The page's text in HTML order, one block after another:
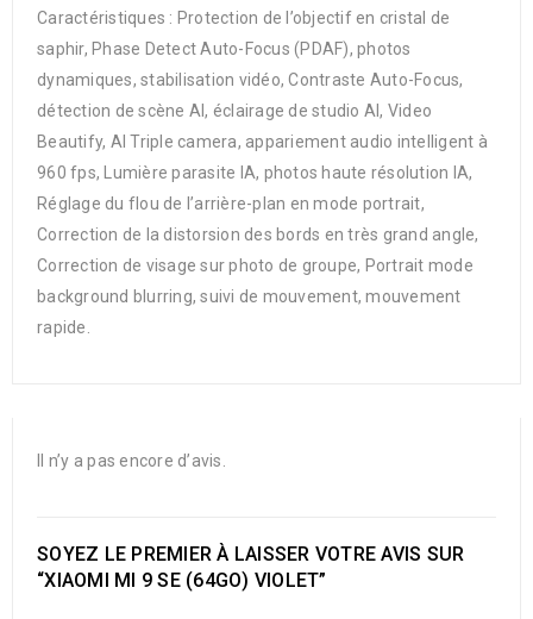
Caractéristiques : Protection de l’objectif en cristal de
saphir, Phase Detect Auto-Focus (PDAF), photos
dynamiques, stabilisation vidéo, Contraste Auto-Focus,
détection de scène AI, éclairage de studio AI, Video
Beautify, AI Triple camera, appariement audio intelligent à
960 fps, Lumière parasite IA, photos haute résolution IA,
Réglage du flou de l’arrière-plan en mode portrait,
Correction de la distorsion des bords en très grand angle,
Correction de visage sur photo de groupe, Portrait mode
background blurring, suivi de mouvement, mouvement
rapide.
Il n’y a pas encore d’avis.
SOYEZ LE PREMIER À LAISSER VOTRE AVIS SUR
“XIAOMI MI 9 SE (64GO) VIOLET”